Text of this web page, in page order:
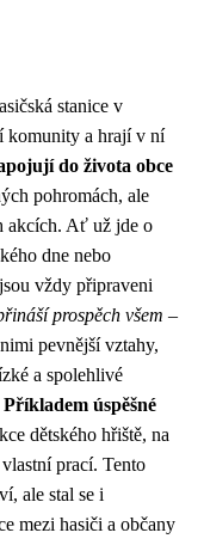
stanice v
komunity a hrají v ní
do života obce
pohromách, ale
akcích. Ať už jde o
dne nebo
vždy připraveni
prospěch všem –
pevnější vztahy,
a spolehlivé
Příkladem úspěšné
dětského hřiště, na
prací. Tento
ale stal se i
mezi hasiči a občany